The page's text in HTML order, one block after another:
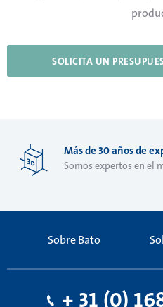
SOLICITA UN
Más de 30 años de
Somos expertos en el
Sobre Bato
+ 31 (0)